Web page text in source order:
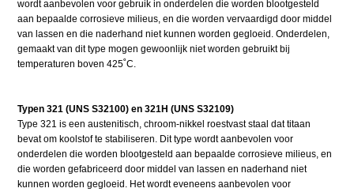
wordt aanbevolen voor gebruik in onderdelen die worden blootgesteld
aan bepaalde corrosieve milieus, en die worden vervaardigd door middel
van lassen en die naderhand niet kunnen worden gegloeid. Onderdelen,
gemaakt van dit type mogen gewoonlijk niet worden gebruikt bij
temperaturen boven 425˚C.
Typen 321 (UNS S32100) en 321H (UNS S32109)
Type 321 is een austenitisch, chroom-nikkel roestvast staal dat titaan
bevat om koolstof te stabiliseren. Dit type wordt aanbevolen voor
onderdelen die worden blootgesteld aan bepaalde corrosieve milieus, en
die worden gefabriceerd door middel van lassen en naderhand niet
kunnen worden gegloeid. Het wordt eveneens aanbevolen voor